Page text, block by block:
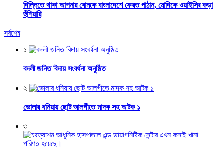
দিল্লিতে থাকা আপনার বোনকে বাংলাদেশে ফেরত পাঠান, মোদিকে ওয়াইসির কড়া
হুঁশিয়ারি
সর্বশেষ
১
বদলী জনিত বিদায় সংবর্ধনা অনুষ্ঠিত
২
ভোলার ধনিয়ায় ছোট আলগীতে মাদক সহ আটক ১
৩